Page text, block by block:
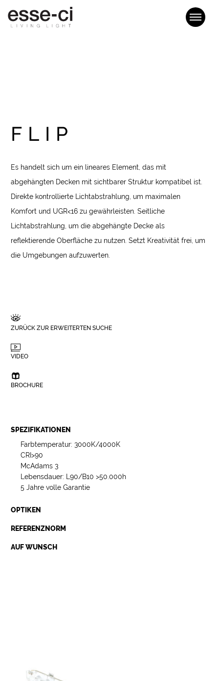
FLIP
Es handelt sich um ein lineares Element, das mit
abgehängten Decken mit sichtbarer Struktur kompatibel ist.
Direkte kontrollierte Lichtabstrahlung, um maximalen
Komfort und UGR<16 zu gewährleisten. Seitliche
Lichtabstrahlung, um die abgehängte Decke als
reflektierende Oberfläche zu nutzen. Setzt Kreativität frei, um
die Umgebungen aufzuwerten.
ZURÜCK ZUR ERWEITERTEN SUCHE
VIDEO
BROCHURE
SPEZIFIKATIONEN
Farbtemperatur: 3000K/4000K
CRI>90
McAdams 3
Lebensdauer: L90/B10 >50.000h
5 Jahre volle Garantie
OPTIKEN
REFERENZNORM
AUF WUNSCH